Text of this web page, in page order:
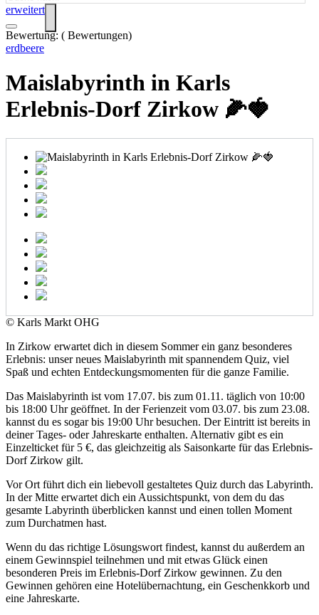
erweitert
Bewertung: ( Bewertungen)
erdbeere
Maislabyrinth in Karls
Erlebnis-Dorf Zirkow 🌽🍓
© Karls Markt OHG
In Zirkow erwartet dich in diesem Sommer ein ganz besonderes
Erlebnis: unser neues Maislabyrinth mit spannendem Quiz, viel
Spaß und echten Entdeckungsmomenten für die ganze Familie.
Das Maislabyrinth ist vom 17.07. bis zum 01.11. täglich von 10:00
bis 18:00 Uhr geöffnet. In der Ferienzeit vom 03.07. bis zum 23.08.
kannst du es sogar bis 19:00 Uhr besuchen. Der Eintritt ist bereits in
deiner Tages- oder Jahreskarte enthalten. Alternativ gibt es ein
Einzelticket für 5 €, das gleichzeitig als Saisonkarte für das Erlebnis-
Dorf Zirkow gilt.
Vor Ort führt dich ein liebevoll gestaltetes Quiz durch das Labyrinth.
In der Mitte erwartet dich ein Aussichtspunkt, von dem du das
gesamte Labyrinth überblicken kannst und einen tollen Moment
zum Durchatmen hast.
Wenn du das richtige Lösungswort findest, kannst du außerdem an
einem Gewinnspiel teilnehmen und mit etwas Glück einen
besonderen Preis im Erlebnis-Dorf Zirkow gewinnen. Zu den
Gewinnen gehören eine Hotelübernachtung, ein Geschenkkorb und
eine Jahreskarte.